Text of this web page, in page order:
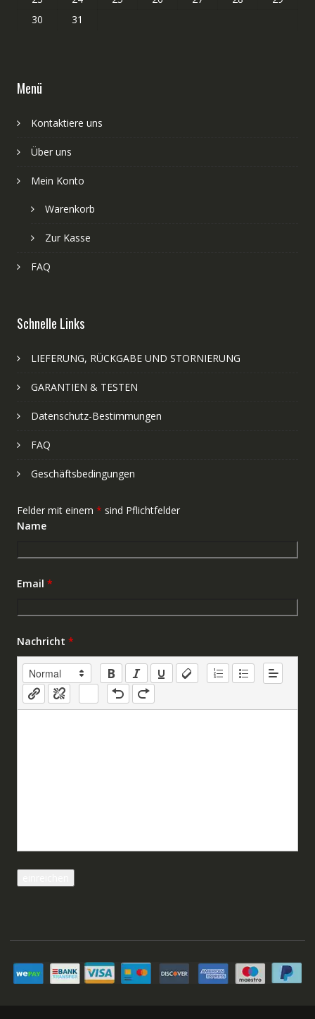
30
31
Menü
Kontaktiere uns
Über uns
Mein Konto
Warenkorb
Zur Kasse
FAQ
Schnelle Links
LIEFERUNG, RÜCKGABE UND STORNIERUNG
GARANTIEN & TESTEN
Datenschutz-Bestimmungen
FAQ
Geschäftsbedingungen
Felder mit einem * sind Pflichtfelder
Name
Email *
Nachricht *